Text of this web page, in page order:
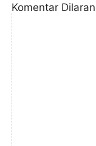
Komentar